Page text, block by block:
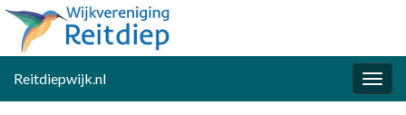
Reitdiepwijk.nl